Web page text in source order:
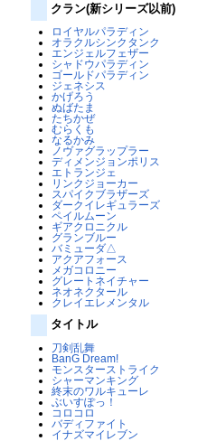
クラン(新シリーズ以前)
ロイヤルパラディン
オラクルシンクタンク
エンジェルフェザー
シャドウパラディン
ゴールドパラディン
ジェネシス
かげろう
ぬばたま
たちかぜ
むらくも
なるかみ
ノヴァグラップラー
ディメンジョンポリス
エトランジェ
リンクジョーカー
スパイクブラザーズ
ダークイレギュラーズ
ペイルムーン
ギアクロニクル
グランブルー
バミューダ△
アクアフォース
メガコロニー
グレートネイチャー
ネオネクタール
クレイエレメンタル
タイトル
刀剣乱舞
BanG Dream!
モンスターストライク
シャーマンキング
終末のワルキューレ
ぶいすぽっ！
コロコロ
バディファイト
イナズマイレブン